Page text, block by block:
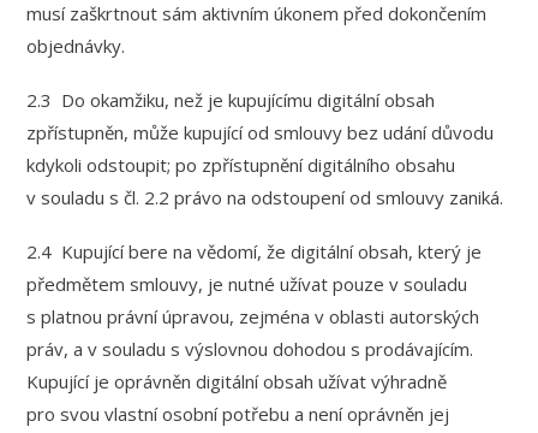
musí zaškrtnout sám aktivním úkonem před dokončením
objednávky.
2.3 Do okamžiku, než je kupujícímu digitální obsah
zpřístupněn, může kupující od smlouvy bez udání důvodu
kdykoli odstoupit; po zpřístupnění digitálního obsahu
v souladu s čl. 2.2 právo na odstoupení od smlouvy zaniká.
2.4 Kupující bere na vědomí, že digitální obsah, který je
předmětem smlouvy, je nutné užívat pouze v souladu
s platnou právní úpravou, zejména v oblasti autorských
práv, a v souladu s výslovnou dohodou s prodávajícím.
Kupující je oprávněn digitální obsah užívat výhradně
pro svou vlastní osobní potřebu a není oprávněn jej